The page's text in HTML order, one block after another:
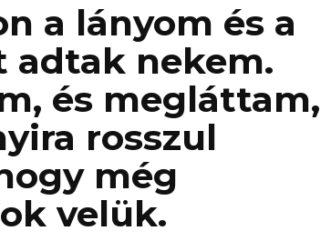
a lányom és a
adtak nekem.
és megláttam,
rosszul
még
velük.